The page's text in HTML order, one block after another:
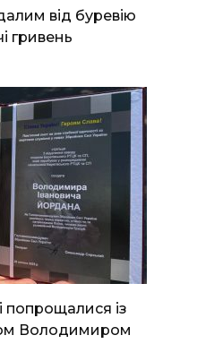
від буревію
гривень
попрощалися із
Володимиром